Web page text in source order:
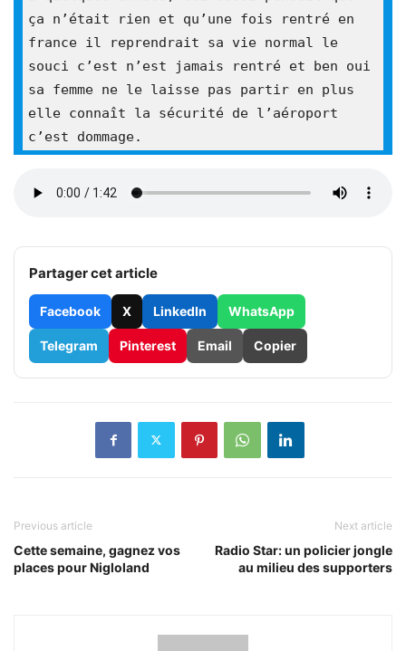
ça n’était rien et qu’une fois rentré en
france il reprendrait sa vie normal le
souci c’est n’est jamais rentré et ben oui
sa femme ne le laisse pas partir en plus
elle connaît la sécurité de l’aéroport
c’est dommage.
Partager cet article
Facebook X LinkedIn WhatsApp
Telegram Pinterest Email Copier
Previous article
Cette semaine, gagnez vos
places pour Nigloland
Next article
Radio Star: un policier jongle
au milieu des supporters